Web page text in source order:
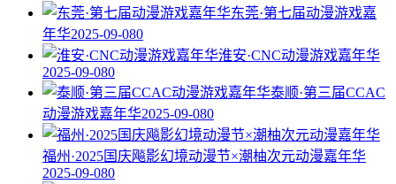
东莞·第七届动漫游戏嘉
年华2025-09-080
淮安·CNC动漫游戏嘉年华
2025-09-080
泰顺·第三届CCAC
动漫游戏嘉年华2025-09-080
福州·2025国庆飚影幻境动漫节×潮柚次元动漫嘉年华
2025-09-080